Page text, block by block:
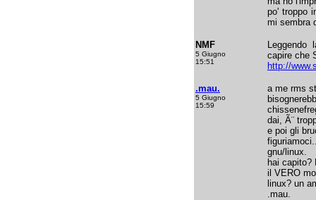
po' troppo
mi sembra
NMF
5 Giugno
15:51
capire che
http://
.mau.
5 Giugno
15:59
a me rms
dai, Ã¨
e poi gli
gnu/linux.
hai capito?
il VERO
linux? un
.mau.